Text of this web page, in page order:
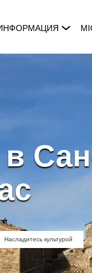
Насладитесь культурой